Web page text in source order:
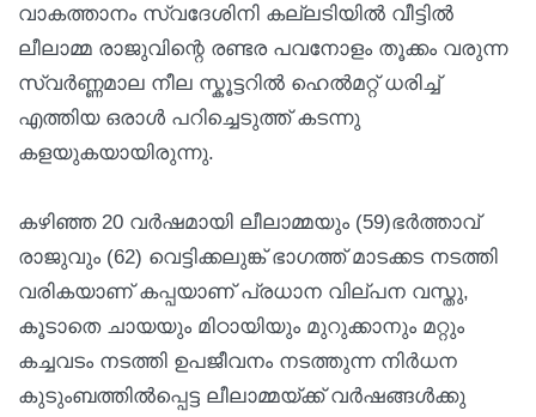
വാകത്താനം സ്വദേശിനി കല്ലടിയിൽ വീട്ടിൽ
ലീലാമ്മ രാജുവിന്റെ രണ്ടര പവനോളം തൂക്കം വരുന്ന
സ്വർണ്ണമാല നീല സ്കൂട്ടറിൽ ഹെൽമറ്റ് ധരിച്ച്
എത്തിയ ഒരാൾ പറിച്ചെടുത്ത് കടന്നു
കളയുകയായിരുന്നു.
കഴിഞ്ഞ 20 വർഷമായി ലീലാമ്മയും (59)ഭർത്താവ്
രാജുവും (62) വെട്ടിക്കലുങ്ക് ഭാഗത്ത് മാടക്കട നടത്തി
വരികയാണ് കപ്പയാണ് പ്രധാന വില്പന വസ്തു,
കൂടാതെ ചായയും മിഠായിയും മുറുക്കാനും മറ്റും
കച്ചവടം നടത്തി ഉപജീവനം നടത്തുന്ന നിർധന
കുടുംബത്തിൽപ്പെട്ട ലീലാമ്മയ്ക്ക് വർഷങ്ങൾക്കു